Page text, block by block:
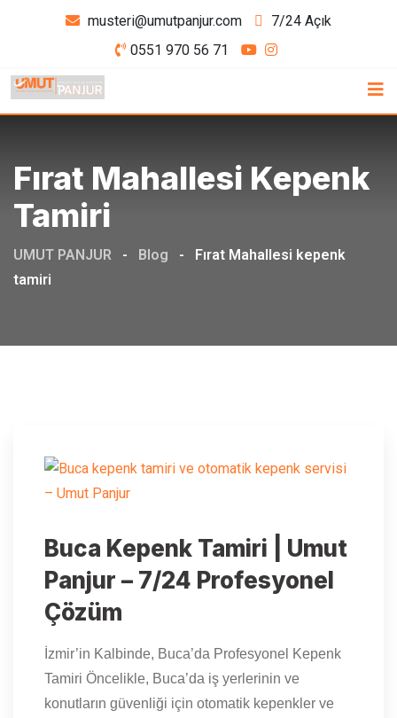
musteri@umutpanjur.com
7/24 Açık
0551 970 56 71
Fırat Mahallesi Kepenk
Tamiri
UMUT PANJUR - Blog -
Fırat Mahallesi kepenk
tamiri
Buca Kepenk Tamiri | Umut
Panjur – 7/24 Profesyonel
Çözüm
İzmir’in Kalbinde, Buca’da Profesyonel Kepenk
Tamiri Öncelikle, Buca’da iş yerlerinin ve
konutların güvenliği için otomatik kepenkler ve